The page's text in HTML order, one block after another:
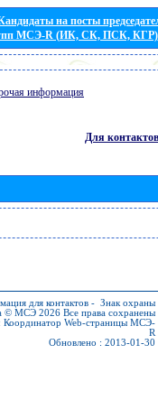
на посты
МСЭ-R (ИК, СК, ПСК, КГР)
информация
Для контактов
для контактов - Знак охраны
© МСЭ 2026 Все права сохранены
Координатор Web-страницы МСЭ-
R
Обновлено : 2013-01-30